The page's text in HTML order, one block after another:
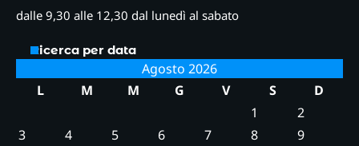
dalle 9,30 alle 12,30 dal lunedì al sabato
Ricerca per data
Agosto 2026
L
M M G V S
D
1
2
3
4 5 6 7 8
9